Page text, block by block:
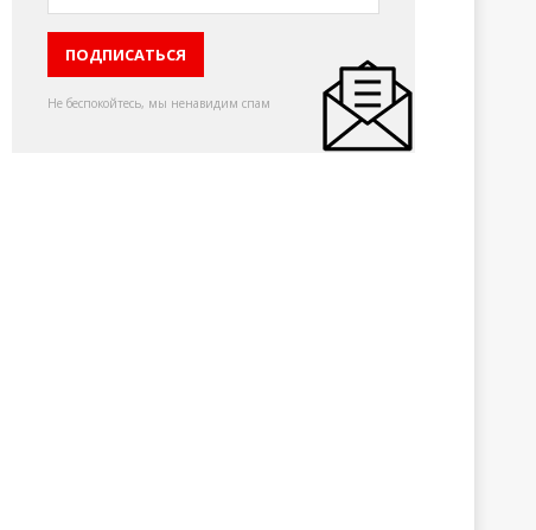
Не беспокойтесь, мы ненавидим спам